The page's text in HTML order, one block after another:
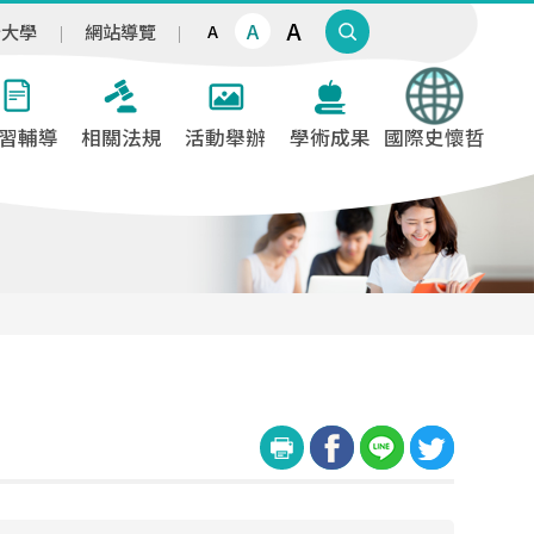
學 網站導覽 A A A
輔導 相關法規 活動舉辦 學術成果 國際史懷哲